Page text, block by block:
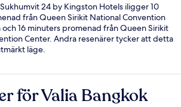
24 by Kingston Hotels iligger 10
från Queen Sirikit National Convention
16 minuters promenad från Queen Sirikit
Center. Andra resenärer tycker att detta
läge.
för Valia Bangkok